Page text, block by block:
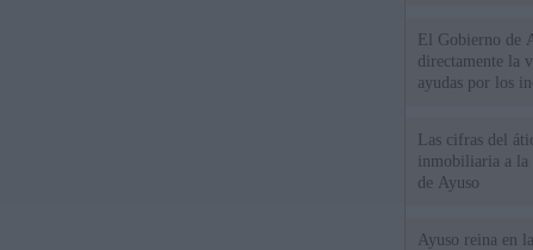
El Gobierno de
directamente la
ayudas por los
Las cifras del
inmobiliaria a la
de Ayuso
Ayuso reina en